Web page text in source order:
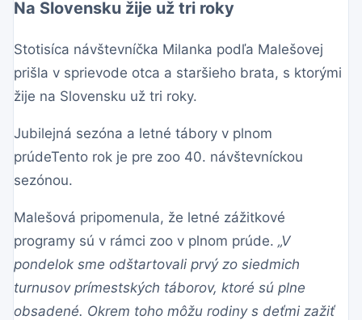
Na Slovensku žije už tri roky
Stotisíca návštevníčka Milanka podľa Malešovej
prišla v sprievode otca a staršieho brata, s ktorými
žije na Slovensku už tri roky.
Jubilejná sezóna a letné tábory v plnom
prúdeTento rok je pre zoo 40. návštevníckou
sezónou.
Malešová pripomenula, že letné zážitkové
programy sú v rámci zoo v plnom prúde. „V
pondelok sme odštartovali prvý zo siedmich
turnusov prímestských táborov, ktoré sú plne
obsadené. Okrem toho môžu rodiny s deťmi zažiť